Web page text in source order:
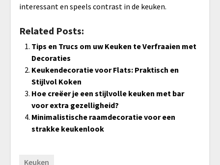
interessant en speels contrast in de keuken.
Related Posts:
Tips en Trucs om uw Keuken te Verfraaien met
Decoraties
Keukendecoratie voor Flats: Praktisch en
Stijlvol Koken
Hoe creëer je een stijlvolle keuken met bar
voor extra gezelligheid?
Minimalistische raamdecoratie voor een
strakke keukenlook
Keuken